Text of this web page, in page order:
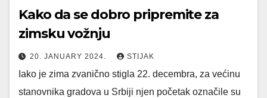
Kako da se dobro pripremite za
zimsku vožnju
20. JANUARY 2024. STIJAK
Iako je zima zvanično stigla 22. decembra, za većinu
stanovnika gradova u Srbiji njen početak označile su